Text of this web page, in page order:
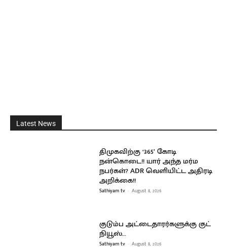
Latest News
திமுகவிற்கு ‘365’ கோடி
நன்கொடை!! யார் அந்த மர்ம
நபர்கள்? ADR வெளியிட்ட அதிரடி
அறிக்கை!!
Sathiyam tv - August 8, 2026
குடும்ப அட்டைதாரர்களுக்கு குட்
நியூஸ்…
Sathiyam tv - August 8, 2026